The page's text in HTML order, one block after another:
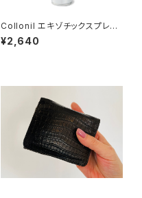
Collonil エキゾチックスプレー
PCF FREE
¥2,640